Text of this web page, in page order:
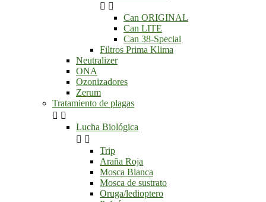
 
Can ORIGINAL
Can LITE
Can 38-Special
Filtros Prima Klima
Neutralizer
ONA
Ozonizadores
Zerum
Tratamiento de plagas
 
Lucha Biológica
 
Trip
Araña Roja
Mosca Blanca
Mosca de sustrato
Oruga/ledioptero